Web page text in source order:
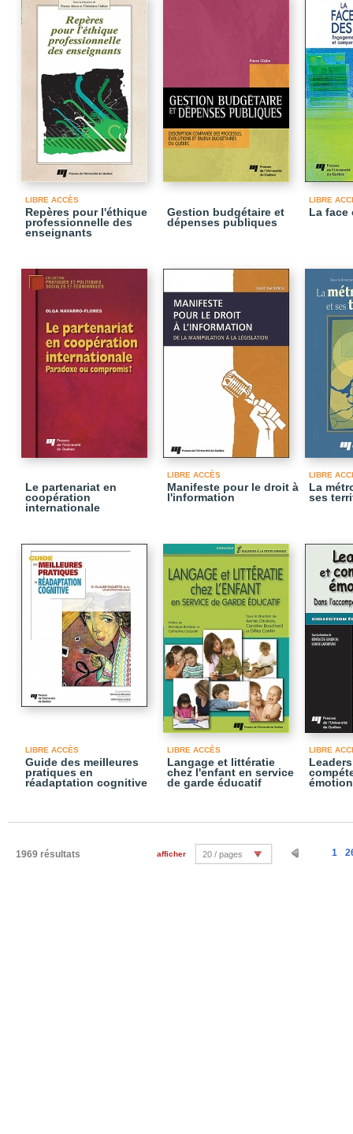
LIBRE ACCÈS
Repères pour l'éthique
professionnelle des
enseignants
Gestion budgétaire et
dépenses publiques
LIBRE
La face
Le partenariat en
coopération
internationale
LIBRE ACCÈS
Manifeste pour le droit à
l'information
LIBRE
La
ses
LIBRE ACCÈS
Guide des meilleures
pratiques en
réadaptation cognitive
LIBRE ACCÈS
Langage et littératie
chez l'enfant en service
de garde éducatif
LIBRE
1969 résultats 1
afficher 20 / pages